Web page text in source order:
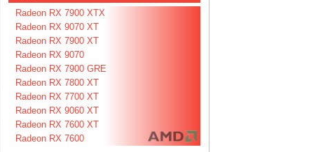
Radeon RX 7900 XTX
Radeon RX 9070 XT
Radeon RX 7900 XT
Radeon RX 9070
Radeon RX 7900 GRE
Radeon RX 7800 XT
Radeon RX 7700 XT
Radeon RX 9060 XT
Radeon RX 7600 XT
Radeon RX 7600